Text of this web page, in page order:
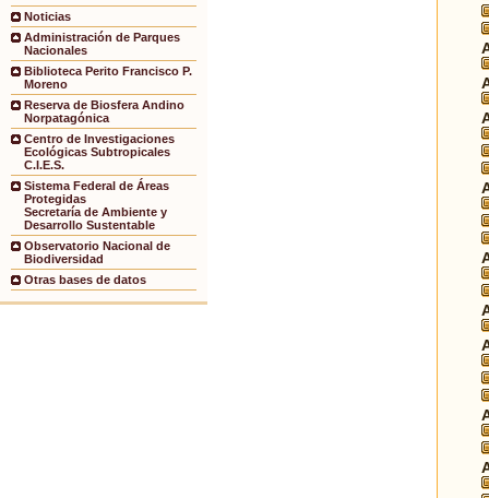
Noticias
Administración de Parques
Nacionales
Biblioteca Perito Francisco P.
Moreno
Reserva de Biosfera Andino
Norpatagónica
Centro de Investigaciones
Ecológicas Subtropicales
C.I.E.S.
Sistema Federal de Áreas
Protegidas
Secretaría de Ambiente y
Desarrollo Sustentable
Observatorio Nacional de
Biodiversidad
Otras bases de datos